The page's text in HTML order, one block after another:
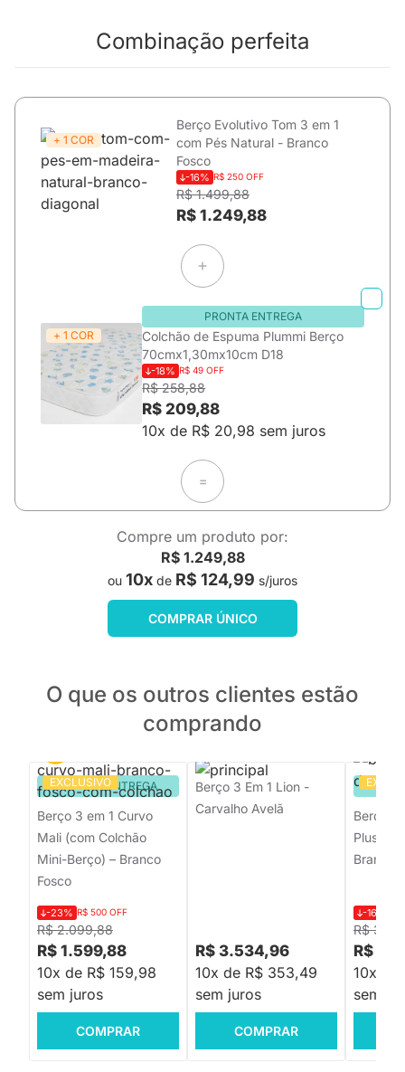
Combinação perfeita
+ 1 COR
Berço Evolutivo Tom 3 em 1
com Pés Natural - Branco
Fosco
-16% R$ 250 OFF
R$ 1.499,88
R$ 1.249,88
+ 1 COR
PRONTA ENTREGA
Colchão de Espuma Plummi Berço
70cmx1,30mx10cm D18
-18% R$ 49 OFF
R$ 258,88
R$ 209,88
10x de R$ 20,98 sem juros
=
Compre um produto por:
R$ 1.249,88
ou 10x de R$ 124,99 s/juros
COMPRAR ÚNICO
O que os outros clientes estão
comprando
EXCLUSIVO
PRONTA ENTREGA
Berço 3 em 1 Curvo
Mali (com Colchão
Mini-Berço) – Branco
Fosco
R$ 2.099,88
-23% R$ 500 OFF
R$ 1.599,88
10x de R$ 159,98
sem juros
COMPRAR
Berço 3 Em 1 Lion -
Carvalho Avelã
R$ 3.534,96
10x de R$ 353,49
sem juros
COMPRAR
Berço
Plus 3
Branco
R$
-16%
R$
10x de
sem